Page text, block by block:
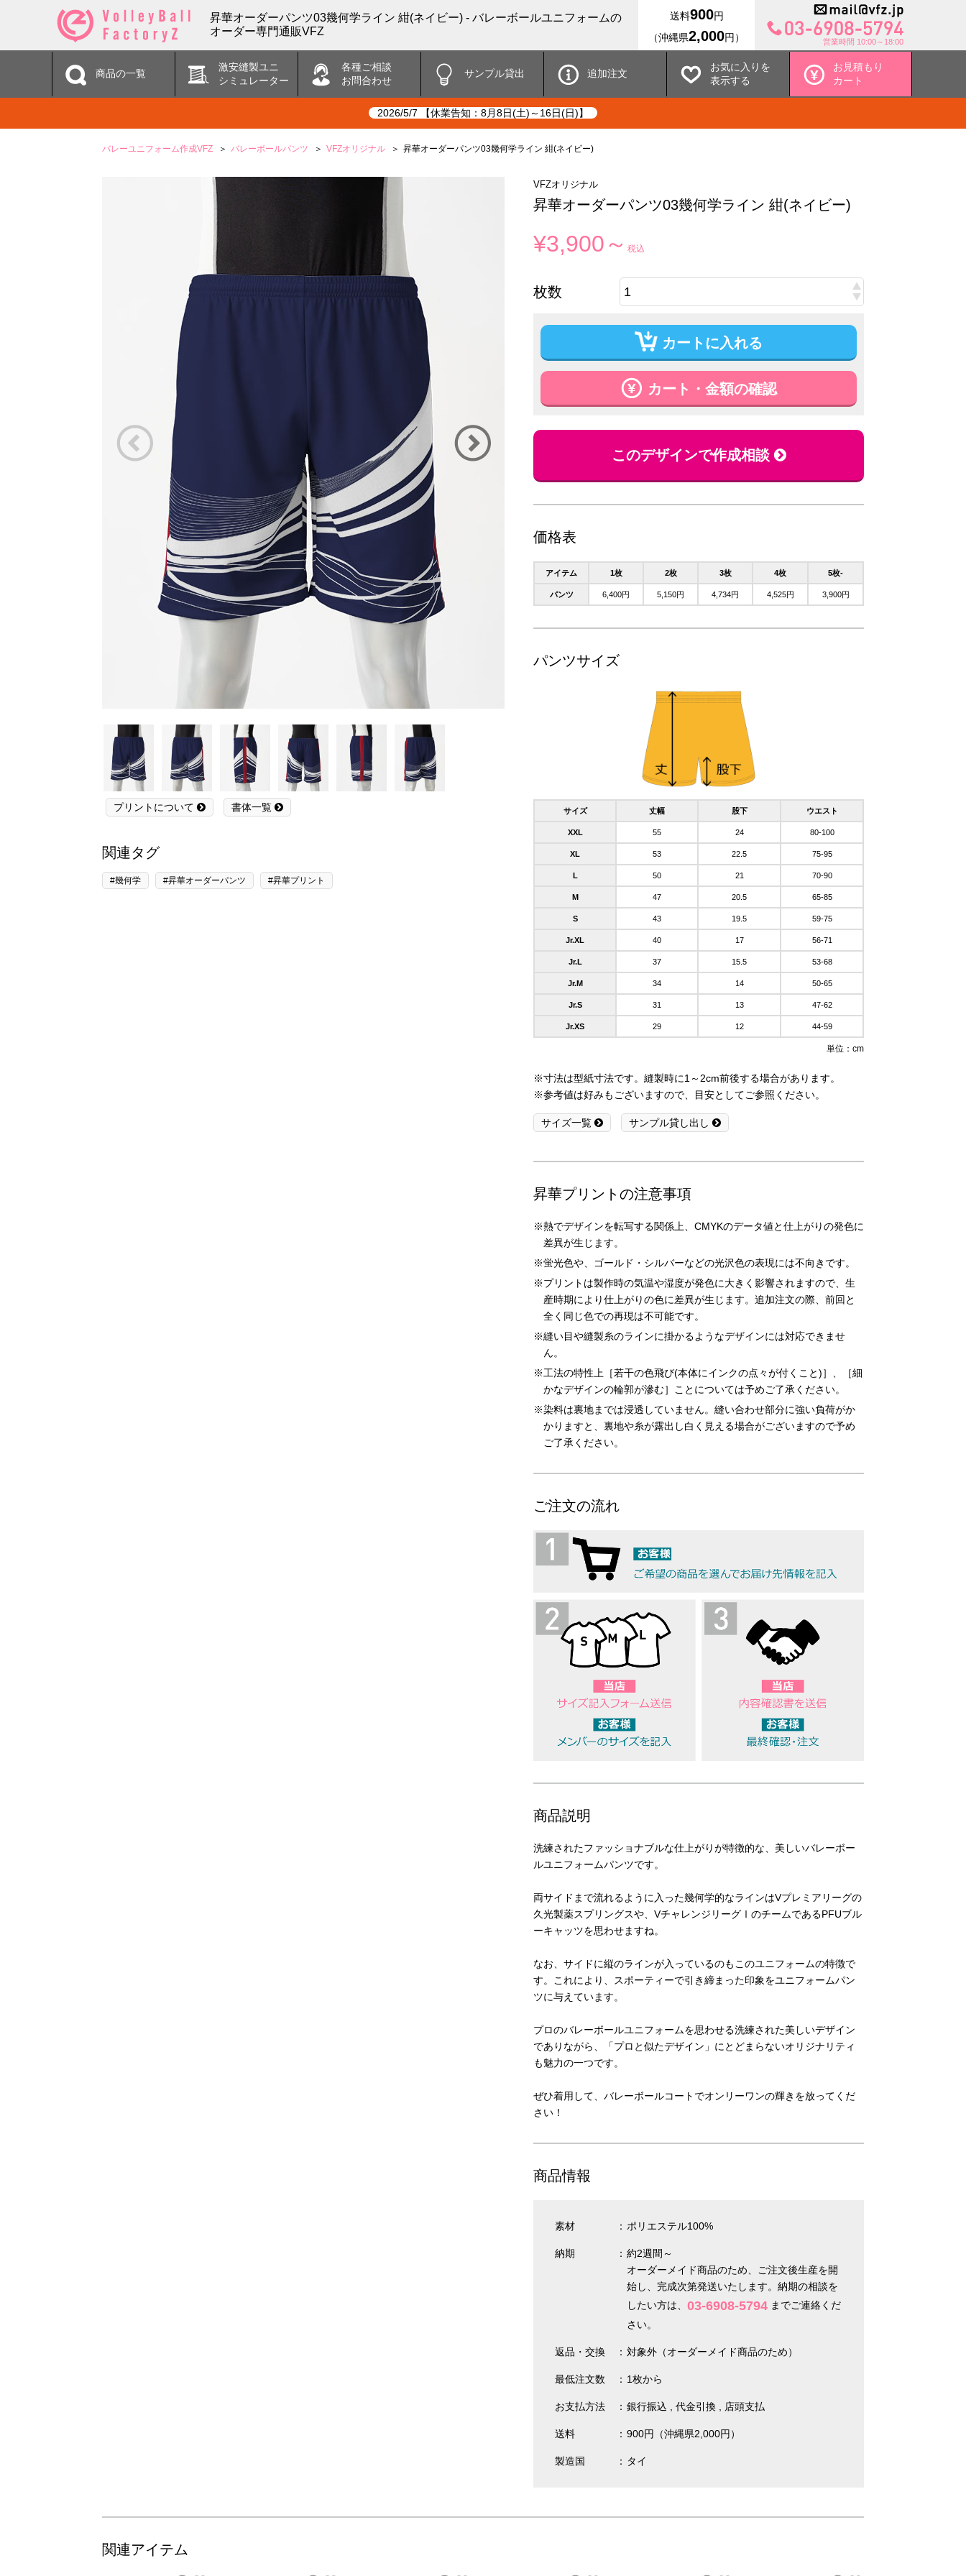
昇華オーダーパンツ03幾何学ライン 紺(ネイビー) - バレーボールユニフォームの
オーダー専門通販VFZ
送料900円
（沖縄県2,000円） 営業時間 10:00～18:00
商品の一覧
激安縫製ユニ
シミュレーター
各種ご相談
お問合わせ
サンプル貸出 追加注文
お気に入りを
表示する
お見積もり
カート
2026/5/7 【休業告知：8月8日(土)～16日(日)】
バレーユニフォーム作成VFZ バレーボールパンツ VFZオリジナル 昇華オーダーパンツ03幾何学ライン 紺(ネイビー)
プリントについて 書体一覧
関連タグ
#幾何学 #昇華オーダーパンツ #昇華プリント
VFZオリジナル
昇華オーダーパンツ03幾何学ライン 紺(ネイビー)
¥3,900～ 税込
枚数
カートに入れる
カート・金額の確認
このデザインで作成相談
価格表
アイテム 1枚 2枚 3枚 4枚 5枚-
パンツ 6,400円 5,150円 4,734円 4,525円 3,900円
パンツサイズ
サイズ 丈幅 股下 ウエスト
XXL 55 24 80-100
XL 53 22.5 75-95
L 50 21 70-90
M 47 20.5 65-85
S 43 19.5 59-75
Jr.XL 40 17 56-71
Jr.L 37 15.5 53-68
Jr.M 34 14 50-65
Jr.S 31 13 47-62
Jr.XS 29 12 44-59
単位：cm
※寸法は型紙寸法です。縫製時に1～2cm前後する場合があります。
※参考値は好みもございますので、目安としてご参照ください。
サイズ一覧 サンプル貸し出し
昇華プリントの注意事項
熱でデザインを転写する関係上、CMYKのデータ値と仕上がりの発色に
差異が生じます。
蛍光色や、ゴールド・シルバーなどの光沢色の表現には不向きです。
プリントは製作時の気温や湿度が発色に大きく影響されますので、生
産時期により仕上がりの色に差異が生じます。追加注文の際、前回と
全く同じ色での再現は不可能です。
縫い目や縫製糸のラインに掛かるようなデザインには対応できませ
ん。
工法の特性上［若干の色飛び(本体にインクの点々が付くこと)］、［細
かなデザインの輪郭が滲む］ことについては予めご了承ください。
染料は裏地までは浸透していません。縫い合わせ部分に強い負荷がか
かりますと、裏地や糸が露出し白く見える場合がございますので予め
ご了承ください。
ご注文の流れ
商品説明
洗練されたファッショナブルな仕上がりが特徴的な、美しいバレーボー
ルユニフォームパンツです。
両サイドまで流れるように入った幾何学的なラインはVプレミアリーグの
久光製薬スプリングスや、VチャレンジリーグⅠのチームであるPFUブル
ーキャッツを思わせますね。
なお、サイドに縦のラインが入っているのもこのユニフォームの特徴で
す。これにより、スポーティーで引き締まった印象をユニフォームパン
ツに与えています。
プロのバレーボールユニフォームを思わせる洗練された美しいデザイン
でありながら、「プロと似たデザイン」にとどまらないオリジナリティ
も魅力の一つです。
ぜひ着用して、バレーボールコートでオンリーワンの輝きを放ってくだ
さい！
商品情報
素材 ポリエステル100%
納期
約2週間～
オーダーメイド商品のため、ご注文後生産を開
始し、完成次第発送いたします。納期の相談を
したい方は、 03-6908-5794 までご連絡くだ
さい。
返品・交換 対象外（オーダーメイド商品のため）
最低注文数 1枚から
お支払方法 銀行振込 代金引換 店頭支払
送料 900円（沖縄県2,000円）
製造国 タイ
関連アイテム